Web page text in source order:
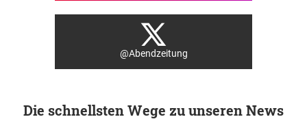
@Abendzeitung
Die schnellsten Wege zu unseren News